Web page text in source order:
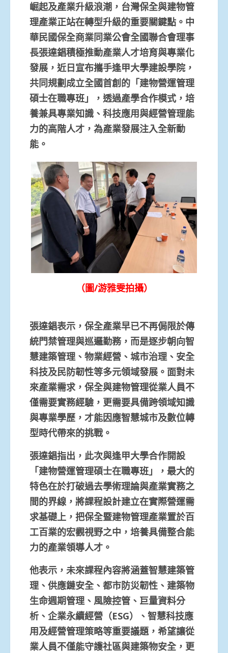
崛起及產業升級浪潮，台灣保全與建物管
理產業正站在轉型升級的重要關鍵點。中
華民國保全商業同業公會全國聯合會理事
長張達錩積極推動產業人才培育與專業化
發展，近日宣布攜手逢甲大學建設學院，
共同規劃成立全國首創的「建物營運管理
碩士在職專班」，透過產學合作模式，培
養兼具專業知識、科技應用與經營管理能
力的高階人才，為產業發展注入全新動
能。
（圖/游雅雯拍攝）
張達錩表示，保全產業早已不再侷限於傳
統門禁管理與巡邏勤務，而是逐步朝向智
慧建築管理、物業經營、城市治理、安全
科技及民防韌性等多元領域發展。面對未
來產業需求，保全與建物管理從業人員不
僅需要實務經驗，更需要具備跨領域知識
與專業學歷，才能因應智慧城市及數位轉
型時代帶來的挑戰。
張達錩指出，此次與逢甲大學合作開設
「建物營運管理碩士在職專班」，最大的
特色在於打破過去學術理論與產業實務之
間的界線，將課程設計建立在實際營運需
求基礎上，把保全暨建物管理產業置於百
工百業的宏觀視野之中，培養具備整合能
力的產業領導人才。
他表示，未來課程內容將涵蓋智慧建築管
理、供應鏈安全、都市防災韌性、建築物
生命週期管理、風險控管、巨量資料分
析、企業永續經營（ESG）、智慧科技應
用及經營管理策略等重要議題，希望讓從
業人員不僅能守護社區與建築物安全，更